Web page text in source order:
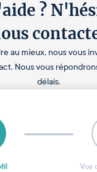
?
au mieux, nous vous
Nous vous
délais.
Vos